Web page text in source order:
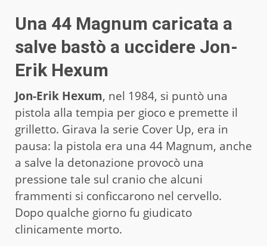
Una 44 Magnum caricata a
salve bastò a uccidere Jon-
Erik Hexum
Jon-Erik Hexum, nel 1984, si puntò una
pistola alla tempia per gioco e premette il
grilletto. Girava la serie Cover Up, era in
pausa: la pistola era una 44 Magnum, anche
a salve la detonazione provocò una
pressione tale sul cranio che alcuni
frammenti si conficcarono nel cervello.
Dopo qualche giorno fu giudicato
clinicamente morto.